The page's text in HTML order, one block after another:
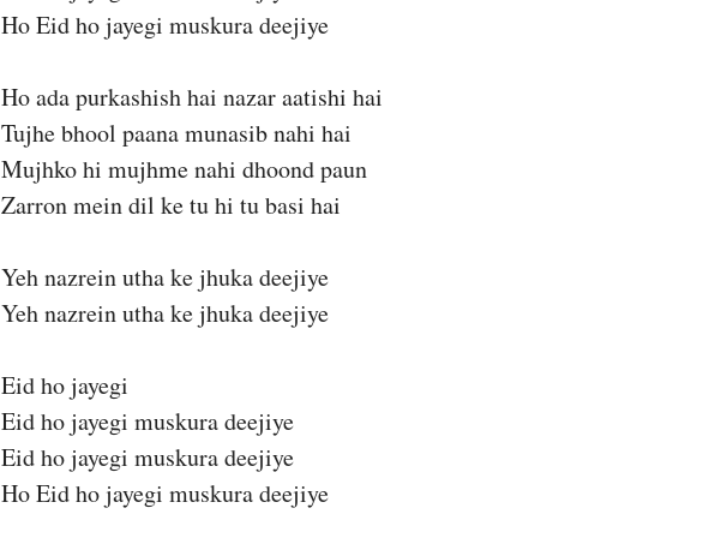
Ho Eid ho jayegi muskura deejiye
Ho ada purkashish hai nazar aatishi hai
Tujhe bhool paana munasib nahi hai
Mujhko hi mujhme nahi dhoond paun
Zarron mein dil ke tu hi tu basi hai
Yeh nazrein utha ke jhuka deejiye
Yeh nazrein utha ke jhuka deejiye
Eid ho jayegi
Eid ho jayegi muskura deejiye
Eid ho jayegi muskura deejiye
Ho Eid ho jayegi muskura deejiye